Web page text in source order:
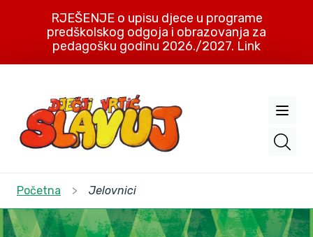
RJEŠENJE o upisu djece u programe
predškolskog odgoja i obrazovanja za
pedagošku godinu 2026./2027. Link
Početna > Jelovnici